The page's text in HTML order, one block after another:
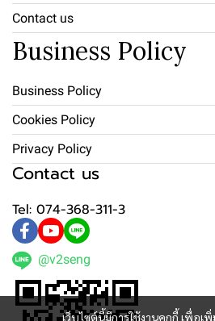
เว็บไซต์นี้มีการใช้งานคุกกี้ เพื่อเ
Contact us
Business Policy
Business Policy
Cookies Policy
Privacy Policy
Contact us
Tel: 074-368-311-3
@v2seng